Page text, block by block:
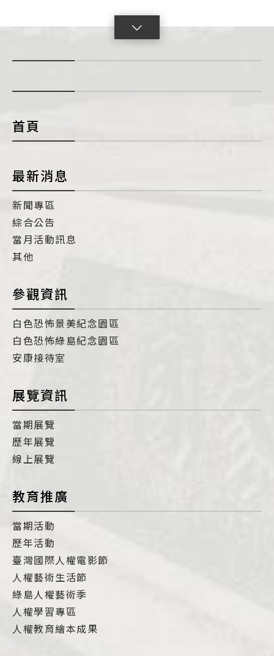
首頁
最新消息
新聞專區
綜合公告
當月活動訊息
其他
參觀資訊
白色恐怖景美紀念園區
白色恐怖綠島紀念園區
安康接待室
展覽資訊
當期展覽
歷年展覽
線上展覽
教育推廣
當期活動
歷年活動
臺灣國際人權電影節
人權藝術生活節
綠島人權藝術季
人權學習專區
人權教育繪本成果